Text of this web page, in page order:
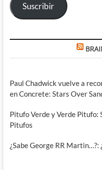
Suscribir
Paul Chadwick vuelve a
en Concrete: Stars Over
Pitufo Verde y Verde Pitufo:
Pitufos
¿Sabe George RR